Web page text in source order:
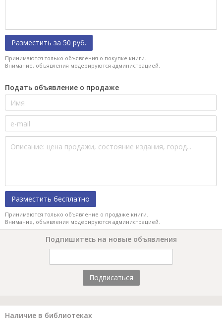
Разместить за 50 руб.
Принимаются только объявления о покупке книги.
Внимание, объявления модерируются администрацией.
Подать объявление о продаже
Разместить бесплатно
Принимаются только объявление о продаже книги.
Внимание, объявления модерируются администрацией.
Подпишитесь на новые объявления
Подписаться
Наличие в библиотеках